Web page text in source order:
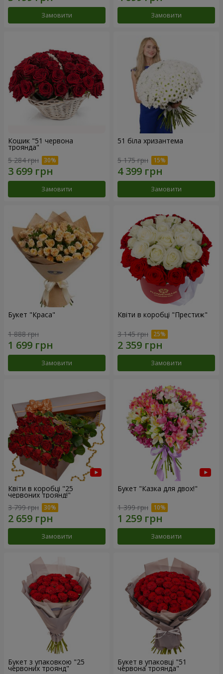
Замовити Замовити
Кошик "51 червона
троянда"
5 284 грн
Замовити
51 біла хризантема
5 175 грн
Замовити
Букет "Краса"
1 888 грн
Замовити
Квіти в коробці "Престиж"
3 145 грн
Замовити
Квіти в коробці "25
червоних троянд!"
3 799 грн
Замовити
Букет "Казка для двох!"
1 399 грн
Замовити
Букет з упаковкою "25
червоних троянд"
Букет в упаковці "51
червона троянда"